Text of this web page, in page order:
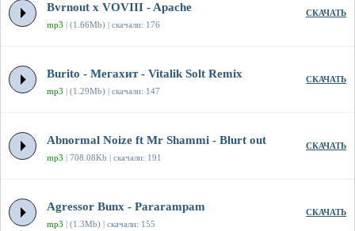
Bvrnout x VOVIII - Apache
mp3 | (1.66Mb) | скачали: 176
СКАЧАТЬ
Burito - Мегахит - Vitalik Solt Remix
mp3 | (1.29Mb) | скачали: 147
СКАЧАТЬ
Abnormal Noize ft Mr Shammi - Blurt out
mp3 | 708.08Kb | скачали: 191
СКАЧАТЬ
Agressor Bunx - Pararampam
mp3 | (1.3Mb) | скачали: 155
СКАЧАТЬ